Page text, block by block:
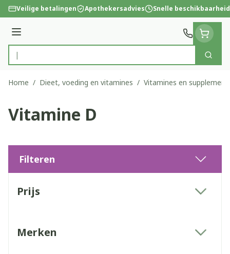
Ga naar de inhoud
Veilige betalingen Apothekersadvies Snelle beschikbaarheid
Menu
Product, merk, categorie...
Zoek
Home / Dieet, voeding en vitamines / Vitamines en
Vitamine D
Filteren
Prijs
Merken